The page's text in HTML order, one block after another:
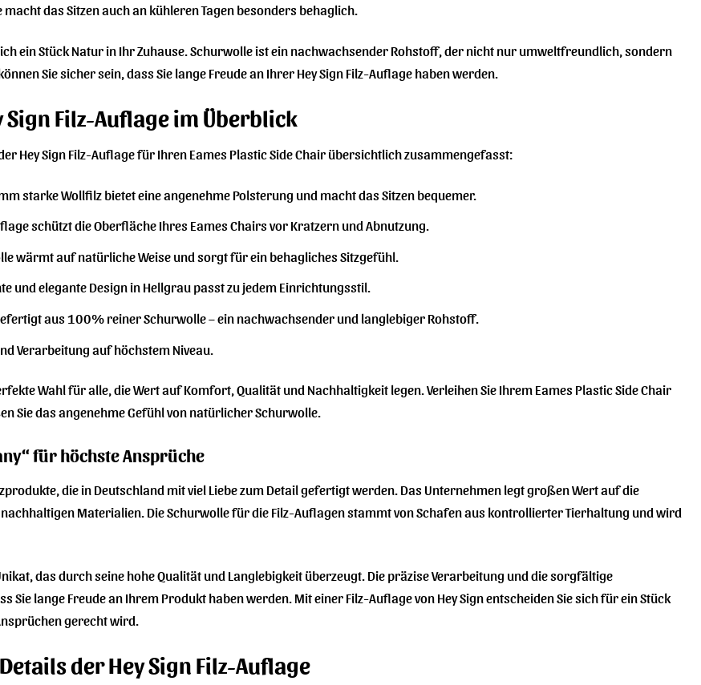
das Sitzen auch an kühleren Tagen besonders behaglich.
ein Stück Natur in Ihr Zuhause. Schurwolle ist ein nachwachsender Rohstoff, der nicht nur umweltfreundlich, sondern
Sie sicher sein, dass Sie lange Freude an Ihrer Hey Sign Filz-Auflage haben werden.
Sign Filz-Auflage im Überblick
Hey Sign Filz-Auflage für Ihren Eames Plastic Side Chair übersichtlich zusammengefasst:
starke Wollfilz bietet eine angenehme Polsterung und macht das Sitzen bequemer.
schützt die Oberfläche Ihres Eames Chairs vor Kratzern und Abnutzung.
wärmt auf natürliche Weise und sorgt für ein behagliches Sitzgefühl.
und elegante Design in Hellgrau passt zu jedem Einrichtungsstil.
aus 100% reiner Schurwolle – ein nachwachsender und langlebiger Rohstoff.
Verarbeitung auf höchstem Niveau.
Wahl für alle, die Wert auf Komfort, Qualität und Nachhaltigkeit legen. Verleihen Sie Ihrem Eames Plastic Side Chair
Sie das angenehme Gefühl von natürlicher Schurwolle.
für höchste Ansprüche
die in Deutschland mit viel Liebe zum Detail gefertigt werden. Das Unternehmen legt großen Wert auf die
Materialien. Die Schurwolle für die Filz-Auflagen stammt von Schafen aus kontrollierter Tierhaltung und wird
das durch seine hohe Qualität und Langlebigkeit überzeugt. Die präzise Verarbeitung und die sorgfältige
lange Freude an Ihrem Produkt haben werden. Mit einer Filz-Auflage von Hey Sign entscheiden Sie sich für ein Stück
gerecht wird.
der Hey Sign Filz-Auflage